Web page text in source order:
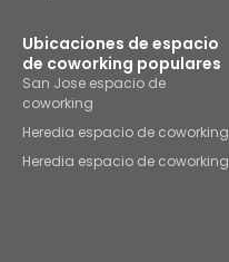
Ubicaciones de espacio
de coworking populares
San Jose espacio de
coworking
Heredia espacio de coworking
Heredia espacio de coworking